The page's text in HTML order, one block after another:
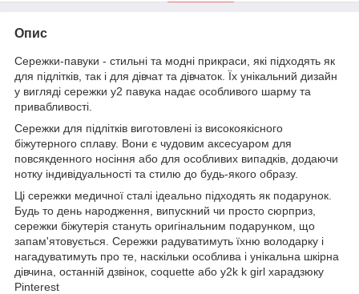
Опис
Сережки-павуки - стильні та модні прикраси, які підходять як
для підлітків, так і для дівчат та дівчаток. Їх унікальний дизайн
у вигляді сережки у2 павука надає особливого шарму та
привабливості.
Сережки для підлітків виготовлені із високоякісного
біжутерного сплаву. Вони є чудовим аксесуаром для
повсякденного носіння або для особливих випадків, додаючи
нотку індивідуальності та стилю до будь-якого образу.
Ці сережки медичної сталі ідеально підходять як подарунок.
Будь то день народження, випускний чи просто сюрприз,
сережки біжутерія стануть оригінальним подарунком, що
запам'ятовується. Сережки радуватимуть їхню володарку і
нагадуватимуть про те, наскільки особлива і унікальна шкірна
дівчина, останній дзвінок, coquette або y2k k girl харадзюку
Pinterest